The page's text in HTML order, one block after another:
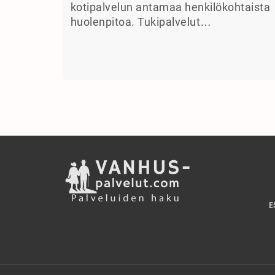
kotipalvelun antamaa henkilökohtaista
huolenpitoa. Tukipalvelut…